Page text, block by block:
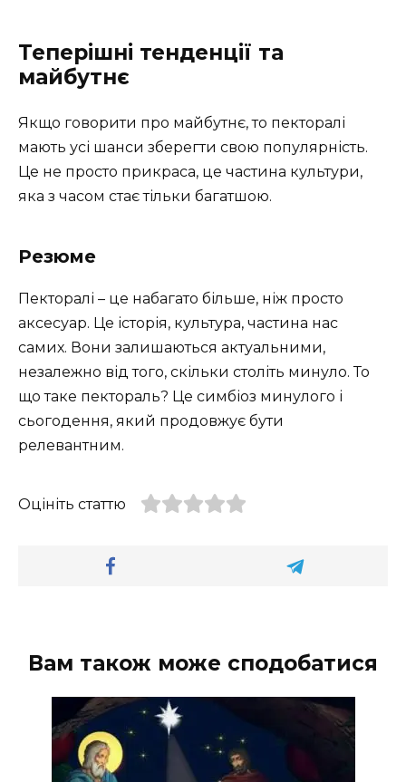
Теперішні тенденції та
майбутнє
Якщо говорити про майбутнє, то пекторалі
мають усі шанси зберегти свою популярність.
Це не просто прикраса, це частина культури,
яка з часом стає тільки багатшою.
Резюме
Пекторалі – це набагато більше, ніж просто
аксесуар. Це історія, культура, частина нас
самих. Вони залишаються актуальними,
незалежно від того, скільки століть минуло. То
що таке пектораль? Це симбіоз минулого і
сьогодення, який продовжує бути
релевантним.
Оцініть статтю
Вам також може сподобатися